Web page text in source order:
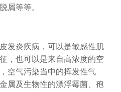
屑等等。
发炎疾病，可以是敏感性肌
，也可以是来自高浓度的空
空气污染当中的挥发性气
属及生物性的漂浮霉菌、孢